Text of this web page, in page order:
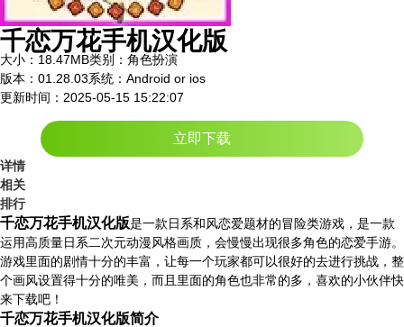
千恋万花手机汉化版
大小：18.47MB类别：角色扮演
版本：01.28.03系统：Android or ios
更新时间：2025-05-15 15:22:07
立即下载
详情
相关
排行
千恋万花手机汉化版是一款日系和风恋爱题材的冒险类游戏，是一款
运用高质量日系二次元动漫风格画质，会慢慢出现很多角色的恋爱手游。
游戏里面的剧情十分的丰富，让每一个玩家都可以很好的去进行挑战，整
个画风设置得十分的唯美，而且里面的角色也非常的多，喜欢的小伙伴快
来下载吧！
千恋万花手机汉化版简介